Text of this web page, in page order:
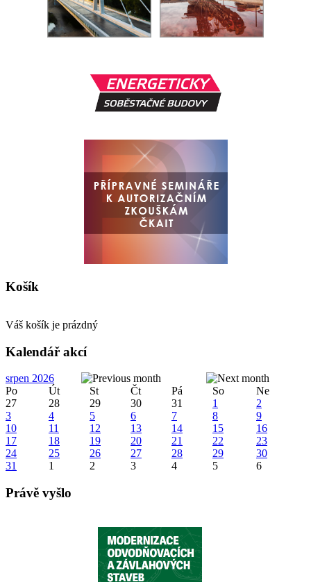
Košík
Váš košík je prázdný
Kalendář akcí
srpen 2026
Po
Út St Čt Pá So
Ne
27
28 29 30 31 1
2
3
4 5 6 7 8
9
10
11 12 13 14 15
16
17
18 19 20 21 22
23
24
25 26 27 28 29
30
31
1 2 3 4 5 6
Právě vyšlo